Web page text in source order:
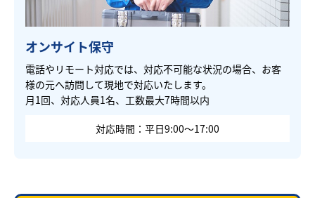
オンサイト保守
電話やリモート対応では、対応不可能な状況の場合、お客
様の元へ訪問して現地で対応いたします。
月1回、対応人員1名、工数最大7時間以内
対応時間：平日9:00～17:00